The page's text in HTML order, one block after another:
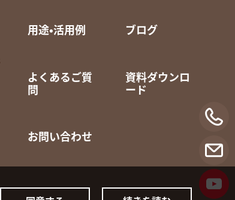
用途・活用例 ブログ
よくあるご質
問
資料ダウンロ
ード
お問い合わせ